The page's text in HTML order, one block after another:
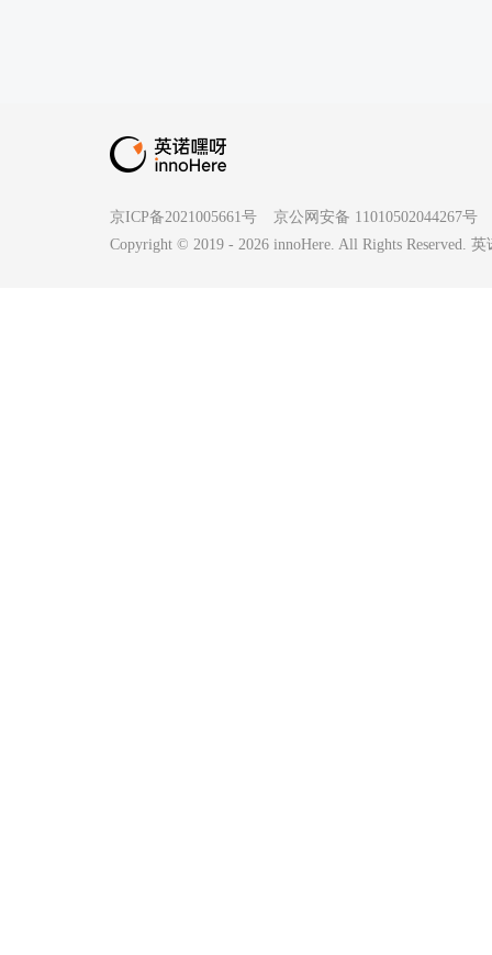
京ICP备2021005661号
京公网安备 11010502044267号
Copyright © 2019 - 2026 innoHere. All Rights Reserved.